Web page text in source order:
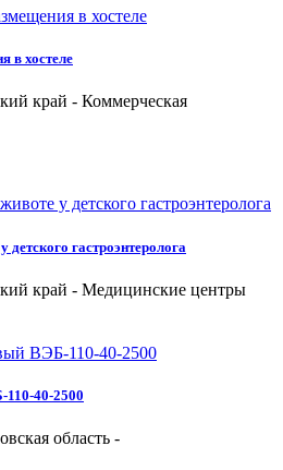
в хостеле
край - Коммерческая
гастроэнтеролога
край - Медицинские центры
40-2500
область -